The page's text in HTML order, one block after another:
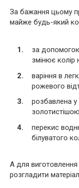
За бажання цьому
майже будь-який
за
змінює колір
варіння в
рожевого
розбавлена у
перекис
білуватого
А для виготовлення
розгладити